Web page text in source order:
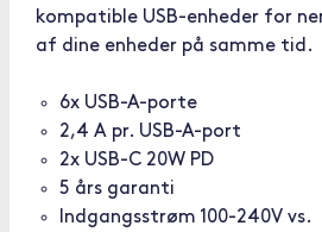
kompatible USB-enheder for
af dine enheder på samme tid.
6x USB-A-porte
2,4 A pr. USB-A-port
2x USB-C 20W PD
5 års garanti
Indgangsstrøm 100-240V vs.